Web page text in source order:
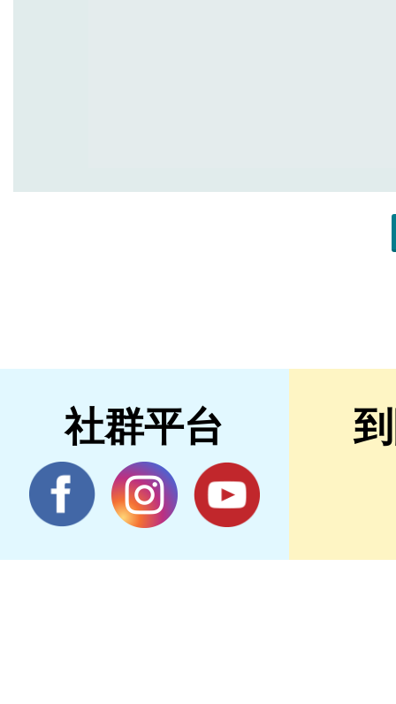
社群平台